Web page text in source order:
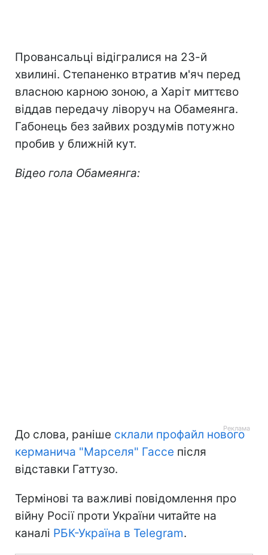
Провансальці відігралися на 23-й
хвилині. Степаненко втратив м'яч перед
власною карною зоною, а Харіт миттєво
віддав передачу ліворуч на Обамеянга.
Габонець без зайвих роздумів потужно
пробив у ближній кут.
Відео гола Обамеянга:
До слова, раніше склали профайл нового
керманича "Марселя" Гассе після
відставки Гаттузо.
Термінові та важливі повідомлення про
війну Росії проти України читайте на
каналі РБК-Україна в Telegram.